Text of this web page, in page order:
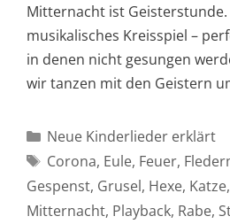
Mitternacht ist Geisterstunde.
musikalisches Kreisspiel –
in denen nicht gesungen
wir tanzen mit den Geistern
Kategorien
Neue Kinderlieder erklärt
Schlagwörter
Corona, Eule, Feuer,
Gespenst, Grusel, Hexe, Katze,
Mitternacht, Playback, Rabe,